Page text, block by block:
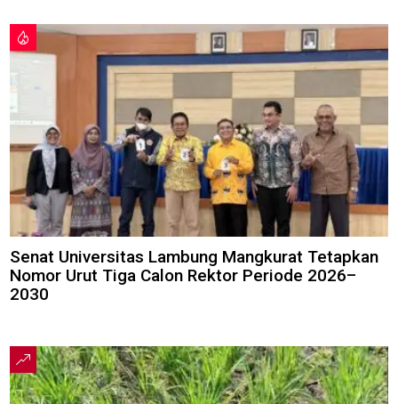
Senat Universitas Lambung Mangkurat Tetapkan
Nomor Urut Tiga Calon Rektor Periode 2026–
2030